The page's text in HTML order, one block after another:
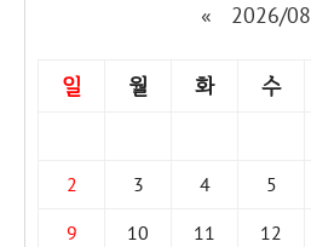
« 2026/08
일 월 화 수
2
3 4 5
9
10 11 12